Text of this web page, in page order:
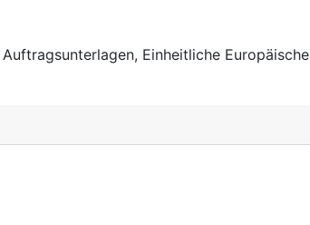
Auftragsunterlagen, Einheitliche Europäische